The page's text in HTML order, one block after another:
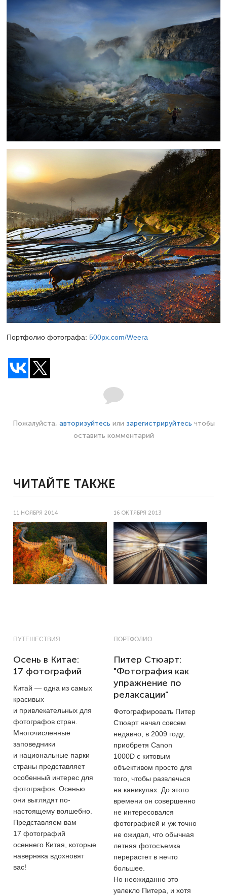
Портфолио фотографа: 500px.com/Weera
Пожалуйста, авторизуйтесь или зарегистрируйтесь чтобы
оставить комментарий
ЧИТАЙТЕ ТАКЖЕ
11 НОЯБРЯ 2014
ПУТЕШЕСТВИЯ
Осень в Китае:
17 фотографий
Китай — одна из самых
красивых
и привлекательных для
фотографов стран.
Многочисленные
заповедники
и национальные парки
страны представляет
особенный интерес для
фотографов. Осенью
они выглядят по-
настоящему волшебно.
Представляем вам
17 фотографий
осеннего Китая, которые
наверняка вдохновят
вас!
16 ОКТЯБРЯ 2013
ПОРТФОЛИО
Питер Стюарт:
"Фотография как
упражнение по
релаксации"
Фотографировать Питер
Стюарт начал совсем
недавно, в 2009 году,
приобретя Canon
1000D с китовым
объективом просто для
того, чтобы развлечься
на каникулах. До этого
времени он совершенно
не интересовался
фотографией и уж точно
не ожидал, что обычная
летняя фотосъемка
перерастет в нечто
большее.
Но неожиданно это
увлекло Питера, и хотя